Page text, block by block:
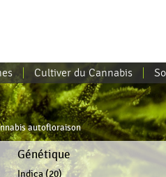
Cultiver du Cannabis
autofloraison
Génétique
Indica (20)